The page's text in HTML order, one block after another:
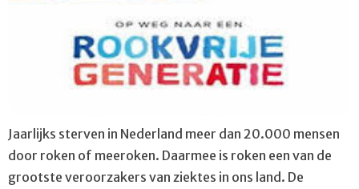
Jaarlijks sterven in Nederland meer dan 20.000 mensen
door roken of meeroken. Daarmee is roken een van de
grootste veroorzakers van ziektes in ons land. De